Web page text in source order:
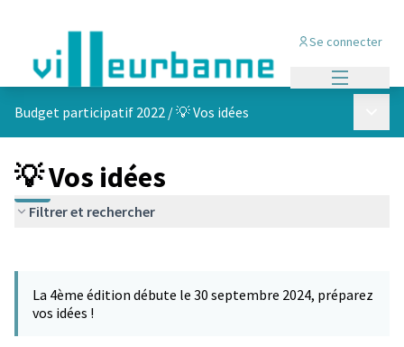
Se connecter
Budget participatif 2022 /💡 Vos idées
💡 Vos idées
Filtrer et rechercher
−
La 4ème édition débute le 30 septembre 2024, préparez
vos idées !